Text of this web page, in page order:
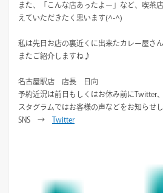
また、「こんな店あったよー」など、喫茶
えていただきたく思います(^-^)
私は先日お店の裏近くに出来たカレー屋さ
またご紹介しますね♪
名古屋駅店 店長 日向
予約近況は前日もしくはお休み前にTwitter
スタグラムではお客様の声などをお知らせし
SNS → Twitter